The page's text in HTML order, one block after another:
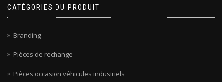
CATÉGORIES DU PRODUIT
Branding
Pièces de rechange
Pièces occasion véhicules industriels